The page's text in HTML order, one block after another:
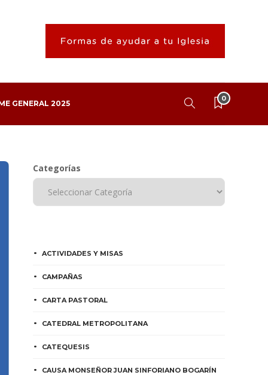
GENERAL 2025
0
Categorías
ACTIVIDADES Y MISAS
CAMPAÑAS
CARTA PASTORAL
CATEDRAL METROPOLITANA
CATEQUESIS
CAUSA MONSEÑOR JUAN SINFORIANO BOGARÍN